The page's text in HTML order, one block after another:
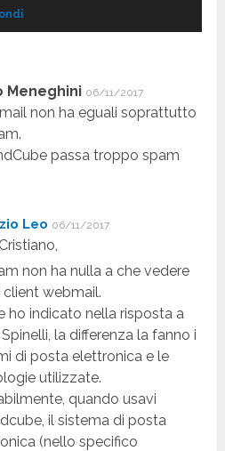
Meneghini 06/11/2017
non ha eguali soprattutto
passa troppo spam
Leo 06/11/2017
non ha nulla a che vedere
client webmail.
ho indicato nella risposta a
la differenza la fanno i
di posta elettronica e le
utilizzate.
quando usavi
il sistema di posta
(nello specifico